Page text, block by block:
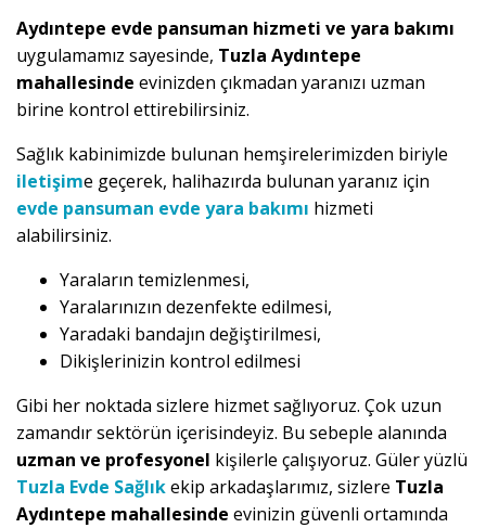
Aydıntepe evde pansuman hizmeti ve yara bakımı
uygulamamız sayesinde, Tuzla Aydıntepe
mahallesinde evinizden çıkmadan yaranızı uzman
birine kontrol ettirebilirsiniz.
Sağlık kabinimizde bulunan hemşirelerimizden biriyle
iletişime geçerek, halihazırda bulunan yaranız için
evde pansuman evde yara bakımı hizmeti
alabilirsiniz.
Yaraların temizlenmesi,
Yaralarınızın dezenfekte edilmesi,
Yaradaki bandajın değiştirilmesi,
Dikişlerinizin kontrol edilmesi
Gibi her noktada sizlere hizmet sağlıyoruz. Çok uzun
zamandır sektörün içerisindeyiz. Bu sebeple alanında
uzman ve profesyonel kişilerle çalışıyoruz. Güler yüzlü
Tuzla Evde Sağlıkekip arkadaşlarımız, sizlere Tuzla
Aydıntepe mahallesinde evinizin güvenli ortamında